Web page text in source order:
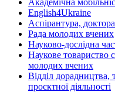
Академічна
English4Ukraine
Аспірантура,
Рада молодих вчених
Науково-дослідна
Наукове товариство
молодих вчених
Відділ дорадництва,
проєктної діяльності